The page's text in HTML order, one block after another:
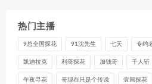
热门主播
9总全国探花 91沈先生 七天 专约
凯迪拉克 利哥探花 加钱哥 千人斩
午夜寻花 哥现在只是个传说 壹屌探花